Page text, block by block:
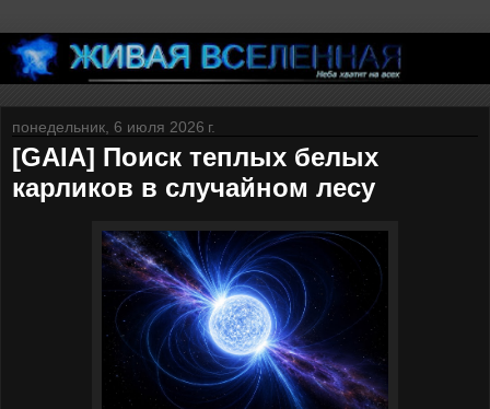
понедельник, 6 июля 2026 г.
[GAIA] Поиск теплых белых
карликов в случайном лесу